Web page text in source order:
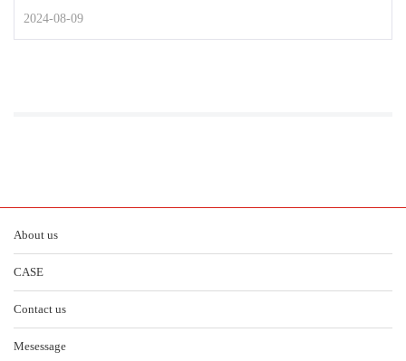
创新创业大赛广西……
2024-08-09
About us
CASE
Contact us
Mesessage